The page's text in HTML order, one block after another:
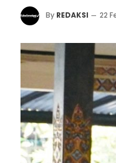
By REDAKSI 22